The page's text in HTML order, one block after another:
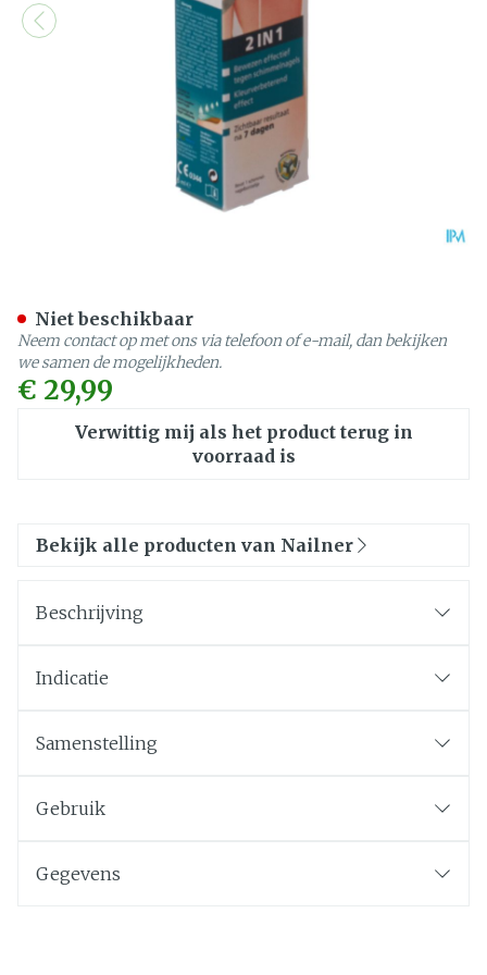
€ 29,99
Verwittig mij als het product terug in
voorraad is
Niet beschikbaar
Neem contact op met ons via telefoon of e-mail, dan bekijken
we samen de mogelijkheden.
Bekijk alle producten van Nailner
Beschrijving
Indicatie
Samenstelling
Gebruik
Gegevens